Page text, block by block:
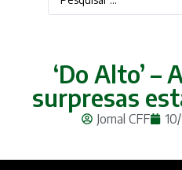
‘Do Alto’ –
surpresas
Jornal CFF